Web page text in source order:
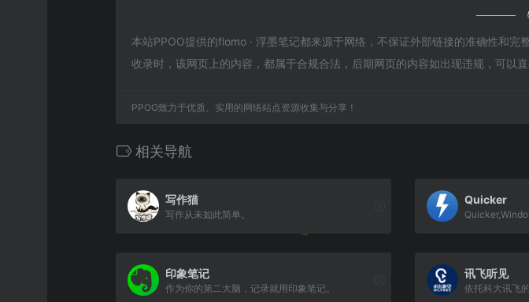
本站PPOO提供的flomo · 浮墨笔记都来源于网络，不保证外部链接的准确性和
收录时，该网页上的内容，都属于合规合法，后期网页的内容如出现违规，可以
PPOO致力于优质、实用的网络站点资源收集与分享！
相关导航
写作猫
写作从未如此简单。
Quicker
印象笔记
作为你的第二大脑，记录就用印象笔记。
讯飞听见